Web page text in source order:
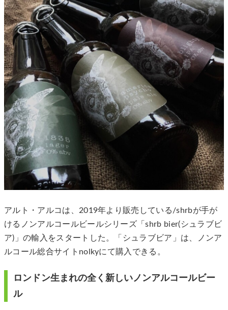
アルト・アルコは、2019年より販売している/shrbが手が
けるノンアルコールビールシリーズ「shrb bier(シュラブビ
ア)」の輸入をスタートした。「シュラブビア」は、ノンア
ルコール総合サイトnolkyにて購入できる。
ロンドン生まれの全く新しいノンアルコールビー
ル